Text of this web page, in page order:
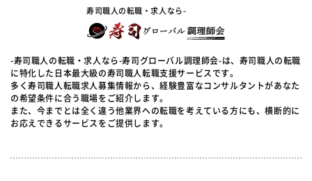
寿司職人の転職・求人なら-
-寿司職人の転職・求人なら-寿司グローバル調理師会-は、寿司職人の転職
に特化した日本最大級の寿司職人転職支援サービスです。
多く寿司職人転職求人募集情報から、経験豊富なコンサルタントがあなた
の希望条件に合う職場をご紹介します。
また、今までとは全く違う他業界への転職を考えている方にも、横断的に
お応えできるサービスをご提供します。